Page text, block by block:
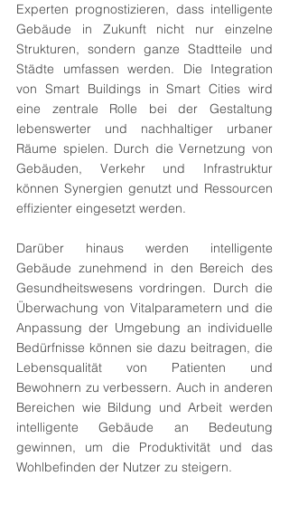
Experten prognostizieren, dass intelligente
Gebäude in Zukunft nicht nur einzelne
Strukturen, sondern ganze Stadtteile und
Städte umfassen werden. Die Integration
von Smart Buildings in Smart Cities wird
eine zentrale Rolle bei der Gestaltung
lebenswerter und nachhaltiger urbaner
Räume spielen. Durch die Vernetzung von
Gebäuden, Verkehr und Infrastruktur
können Synergien genutzt und Ressourcen
effizienter eingesetzt werden.
Darüber hinaus werden intelligente
Gebäude zunehmend in den Bereich des
Gesundheitswesens vordringen. Durch die
Überwachung von Vitalparametern und die
Anpassung der Umgebung an individuelle
Bedürfnisse können sie dazu beitragen, die
Lebensqualität von Patienten und
Bewohnern zu verbessern. Auch in anderen
Bereichen wie Bildung und Arbeit werden
intelligente Gebäude an Bedeutung
gewinnen, um die Produktivität und das
Wohlbefinden der Nutzer zu steigern.